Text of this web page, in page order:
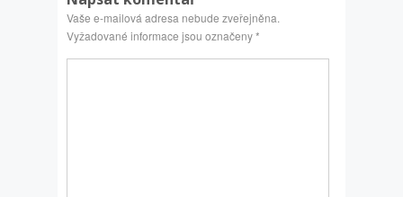
Vaše e-mailová adresa nebude zveřejněna.
Vyžadované informace jsou označeny*